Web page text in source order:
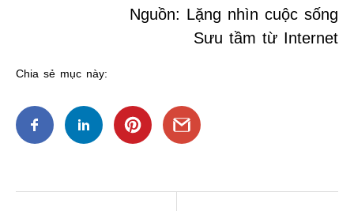
Nguồn: Lặng nhìn cuộc sống
Sưu tầm từ Internet
Chia sẻ mục này: